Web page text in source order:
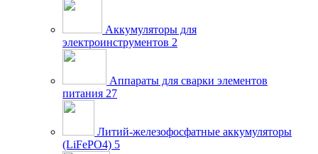
Аккумуляторы для
электроинструментов 2
Аппараты для сварки элементов
питания 27
Литий-железофосфатные аккумуляторы
(LiFePO4) 5